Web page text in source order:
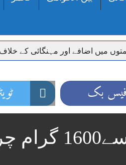
میں اضافے اور مہنگائی کے
کی اجازت نہیں دے رہا، وفاقی
بلاک،عدالت کا شہری کو پیش ہونے
غائب پولیس اہلکاروں کیخلاف سخت ایکشن، 2 اے ایس آئی
ستیاں کے نظر انداز متاثرین
فیس بک
راولپنڈی